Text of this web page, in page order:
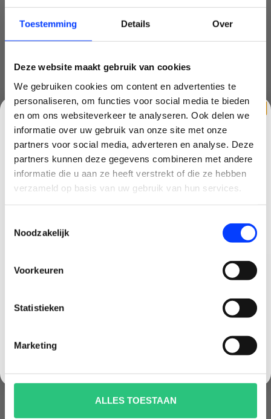
Toestemming Details Over
Deze website maakt gebruik van cookies
We gebruiken cookies om content en advertenties te
personaliseren, om functies voor social media te bieden
en om ons websiteverkeer te analyseren. Ook delen we
informatie over uw gebruik van onze site met onze
partners voor social media, adverteren en analyse. Deze
partners kunnen deze gegevens combineren met andere
informatie die u aan ze heeft verstrekt of die ze hebben
verzameld op basis van uw gebruik van hun services.
Noodzakelijk
Voorkeuren
Statistieken
Marketing
ALLES TOESTAAN
USB-C kabel
Handleiding
DJI Matrice 3TD Enterprise drone
Nog niet gewaardeerd
0 sterren op basis van 0 beoordelingen
JE BEOORDELING TOEVOEGEN
GERELATEERDE PRODUCTEN
SERIES INTELLIGENT
FOR DJI MATRICE 3D/3TD
CLAIM KORTING OP JE EERSTE
BESTELLING!